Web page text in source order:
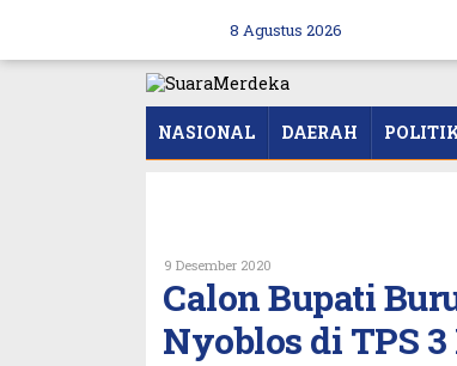
8 Agustus 2026
NASIONAL DAERAH
9 Desember 2020
Calon Bupati
Nyoblos di TPS